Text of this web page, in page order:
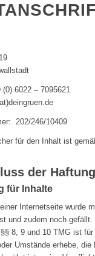
(0) 6022 – 7095621
202/246/10409
für den Inhalt ist
der
für Inhalte
Internetseite wurde
und zudem noch
8, 9 und 10 TMG ist
Umstände erhebe,